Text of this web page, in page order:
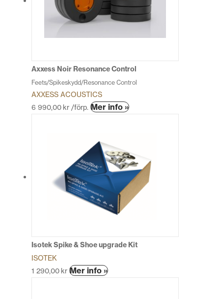
Axxess Noir Resonance Control
Feets/Spikeskydd/Resonance Control
AXXESS ACOUSTICS
6 990,00 kr /förp. Mer info »Den
flera
varianter.
De
olika
alternativen
produktsidan
Isotek Spike & Shoe upgrade Kit
ISOTEK
1 290,00 kr Mer info »